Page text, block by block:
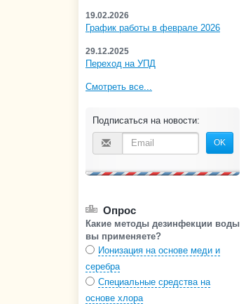
19.02.2026
График работы в феврале 2026
29.12.2025
Переход на УПД
Смотреть все...
Подписаться на новости:
OK
Опрос
Какие методы дезинфекции воды
вы применяете?
Ионизация на основе меди и
серебра
Специальные средства на
основе хлора